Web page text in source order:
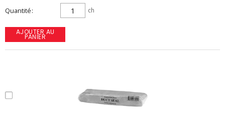
Quantité ch
AJOUTER AU
PANIER